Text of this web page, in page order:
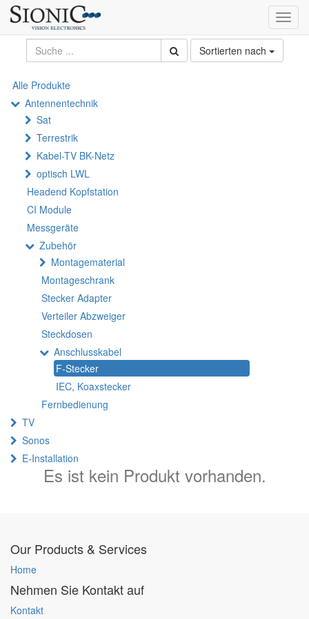
Sortierten nach
Alle Produkte
Antennentechnik
Sat
Terrestrik
Kabel-TV BK-Netz
optisch LWL
Headend Kopfstation
CI Module
Messgeräte
Zubehör
Montagematerial
Montageschrank
Stecker Adapter
Verteiler Abzweiger
Steckdosen
Anschlusskabel
F-Stecker
IEC, Koaxstecker
Fernbedienung
TV
Sonos
E-Installation
Es ist kein Produkt vorhanden.
Our Products & Services
Home
Nehmen Sie Kontakt auf
Kontakt